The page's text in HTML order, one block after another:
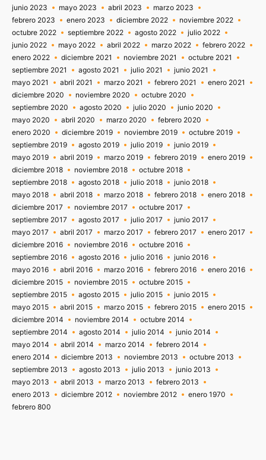
junio 2023
mayo 2023 abril 2023
marzo 2023
febrero 2023
enero 2023 diciembre 2022
noviembre 2022
octubre 2022
septiembre 2022 agosto 2022
julio 2022
junio 2022
mayo 2022 abril 2022 marzo 2022
febrero 2022
enero 2022
diciembre 2021 noviembre 2021
octubre 2021
septiembre 2021
agosto 2021 julio 2021
junio 2021
mayo 2021
abril 2021 marzo 2021 febrero 2021
enero 2021
diciembre 2020
noviembre 2020
octubre 2020
septiembre 2020
agosto 2020 julio 2020
junio 2020
mayo 2020
abril 2020 marzo 2020
febrero 2020
enero 2020
diciembre 2019 noviembre 2019
octubre 2019
septiembre 2019
agosto 2019 julio 2019
junio 2019
mayo 2019
abril 2019 marzo 2019 febrero 2019
enero 2019
diciembre 2018
noviembre 2018
octubre 2018
septiembre 2018
agosto 2018 julio 2018
junio 2018
mayo 2018
abril 2018 marzo 2018 febrero 2018
enero 2018
diciembre 2017
noviembre 2017
octubre 2017
septiembre 2017
agosto 2017 julio 2017
junio 2017
mayo 2017
abril 2017 marzo 2017 febrero 2017
enero 2017
diciembre 2016
noviembre 2016
octubre 2016
septiembre 2016
agosto 2016 julio 2016
junio 2016
mayo 2016
abril 2016 marzo 2016 febrero 2016
enero 2016
diciembre 2015
noviembre 2015
octubre 2015
septiembre 2015
agosto 2015 julio 2015
junio 2015
mayo 2015
abril 2015 marzo 2015 febrero 2015
enero 2015
diciembre 2014
noviembre 2014
octubre 2014
septiembre 2014
agosto 2014 julio 2014
junio 2014
mayo 2014
abril 2014 marzo 2014
febrero 2014
enero 2014
diciembre 2013 noviembre 2013
octubre 2013
septiembre 2013
agosto 2013 julio 2013
junio 2013
mayo 2013
abril 2013 marzo 2013
febrero 2013
enero 2013
diciembre 2012 noviembre 2012
enero 1970
febrero 800